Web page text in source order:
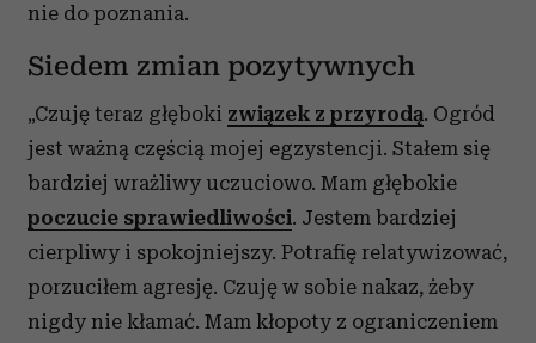
nie do poznania.
Siedem zmian pozytywnych
„Czuję teraz głęboki związek z przyrodą. Ogród
jest ważną częścią mojej egzystencji. Stałem się
bardziej wrażliwy uczuciowo. Mam głębokie
poczucie sprawiedliwości. Jestem bardziej
cierpliwy i spokojniejszy. Potrafię relatywizować,
porzuciłem agresję. Czuję w sobie nakaz, żeby
nigdy nie kłamać. Mam kłopoty z ograniczeniem